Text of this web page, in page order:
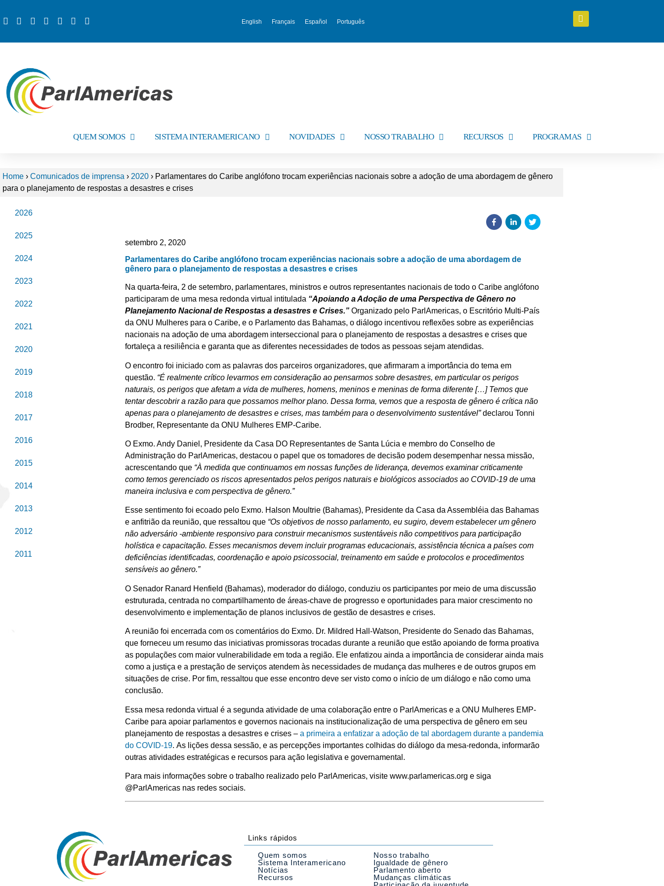
English Français Español Português
QUEM SOMOS SISTEMA INTERAMERICANO NOVIDADES NOSSO TRABALHO RECURSOS PROGRAMAS
Home › Comunicados de imprensa › 2020 › Parlamentares do Caribe anglófono trocam experiências nacionais sobre a adoção de uma abordagem de gênero
para o planejamento de respostas a desastres e crises
2026
2025
2024
2023
2022
2021
2020
2019
2018
2017
2016
2015
2014
2013
2012
2011
setembro 2, 2020
Parlamentares do Caribe anglófono trocam experiências nacionais sobre a adoção de uma abordagem de
gênero para o planejamento de respostas a desastres e crises
Na quarta-feira, 2 de setembro, parlamentares, ministros e outros representantes nacionais de todo o Caribe anglófono
participaram de uma mesa redonda virtual intitulada “Apoiando a Adoção de uma Perspectiva de Gênero no
Planejamento Nacional de Respostas a desastres e Crises.” Organizado pelo ParlAmericas, o Escritório Multi-País
da ONU Mulheres para o Caribe, e o Parlamento das Bahamas, o diálogo incentivou reflexões sobre as experiências
nacionais na adoção de uma abordagem interseccional para o planejamento de respostas a desastres e crises que
fortaleça a resiliência e garanta que as diferentes necessidades de todos as pessoas sejam atendidas.
O encontro foi iniciado com as palavras dos parceiros organizadores, que afirmaram a importância do tema em
questão. “É realmente crítico levarmos em consideração ao pensarmos sobre desastres, em particular os perigos
naturais, os perigos que afetam a vida de mulheres, homens, meninos e meninas de forma diferente […] Temos que
tentar descobrir a razão para que possamos melhor plano. Dessa forma, vemos que a resposta de gênero é crítica não
apenas para o planejamento de desastres e crises, mas também para o desenvolvimento sustentável”declarou Tonni
Brodber, Representante da ONU Mulheres EMP-Caribe.
O Exmo. Andy Daniel, Presidente da Casa DO Representantes de Santa Lúcia e membro do Conselho de
Administração do ParlAmericas, destacou o papel que os tomadores de decisão podem desempenhar nessa missão,
acrescentando que “À medida que continuamos em nossas funções de liderança, devemos examinar criticamente
como temos gerenciado os riscos apresentados pelos perigos naturais e biológicos associados ao COVID-19 de uma
maneira inclusiva e com perspectiva de gênero.”
Esse sentimento foi ecoado pelo Exmo. Halson Moultrie (Bahamas), Presidente da Casa da Assembléia das Bahamas
e anfitrião da reunião, que ressaltou que “Os objetivos de nosso parlamento, eu sugiro, devem estabelecer um gênero
não adversário -ambiente responsivo para construir mecanismos sustentáveis ​​não competitivos para participação
holística e capacitação. Esses mecanismos devem incluir programas educacionais, assistência técnica a países com
deficiências identificadas, coordenação e apoio psicossocial, treinamento em saúde e protocolos e procedimentos
sensíveis ao gênero.”
O Senador Ranard Henfield (Bahamas), moderador do diálogo, conduziu os participantes por meio de uma discussão
estruturada, centrada no compartilhamento de áreas-chave de progresso e oportunidades para maior crescimento no
desenvolvimento e implementação de planos inclusivos de gestão de desastres e crises.
A reunião foi encerrada com os comentários do Exmo. Dr. Mildred Hall-Watson, Presidente do Senado das Bahamas,
que forneceu um resumo das iniciativas promissoras trocadas durante a reunião que estão apoiando de forma proativa
as populações com maior vulnerabilidade em toda a região. Ele enfatizou ainda a importância de considerar ainda mais
como a justiça e a prestação de serviços atendem às necessidades de mudança das mulheres e de outros grupos em
situações de crise. Por fim, ressaltou que esse encontro deve ser visto como o início de um diálogo e não como uma
conclusão.
Essa mesa redonda virtual é a segunda atividade de uma colaboração entre o ParlAmericas e a ONU Mulheres EMP-
Caribe para apoiar parlamentos e governos nacionais na institucionalização de uma perspectiva de gênero em seu
planejamento de respostas a desastres e crises – a primeira a enfatizar a adoção de tal abordagem durante a pandemia
do COVID-19. As lições dessa sessão, e as percepções importantes colhidas do diálogo da mesa-redonda, informarão
outras atividades estratégicas e recursos para ação legislativa e governamental.
Para mais informações sobre o trabalho realizado pelo ParlAmericas, visite www.parlamericas.org e siga
@ParlAmericas nas redes sociais.
Links rápidos
Quem somos
Sistema Interamericano
Notícias
Recursos
Nosso trabalho
Igualdade de gênero
Parlamento aberto
Mudanças climáticas